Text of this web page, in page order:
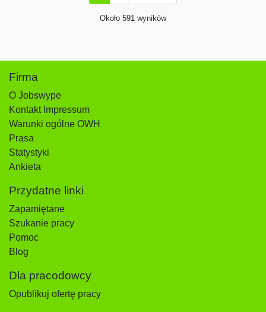
Około 591 wyników
Firma
O Jobswype
Kontakt Impressum
Warunki ogólne OWH
Prasa
Statystyki
Ankieta
Przydatne linki
Zapamiętane
Szukanie pracy
Pomoc
Blog
Dla pracodowcy
Opublikuj ofertę pracy